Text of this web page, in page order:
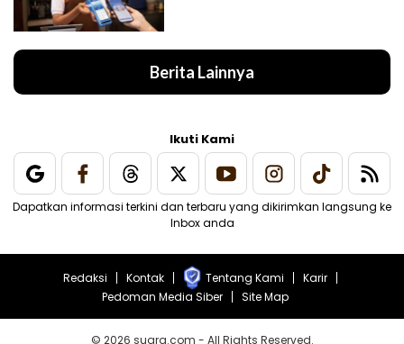
Berita Lainnya
Ikuti Kami
Dapatkan informasi terkini dan terbaru yang dikirimkan langsung ke
Inbox anda
Redaksi Kontak Tentang Kami
Karir
Pedoman Media Siber
Site Map
© 2026 suara.com - All Rights Reserved.